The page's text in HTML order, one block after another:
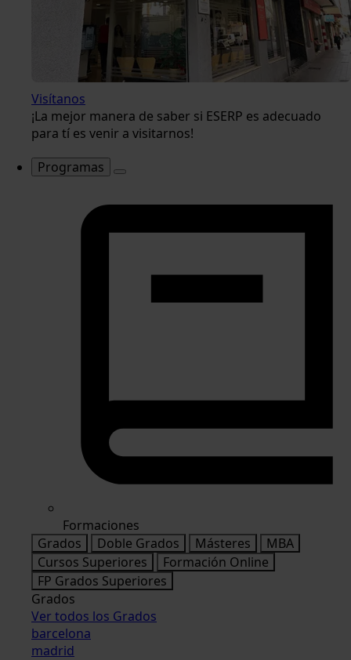
Visítanos
¡La mejor manera de saber si ESERP es adecuado
para tí es venir a visitarnos!
Programas
Formaciones
Grados
Doble Grados Másteres
MBA
Cursos Superiores
Formación Online
FP Grados Superiores
Grados
Ver todos los Grados
barcelona
madrid